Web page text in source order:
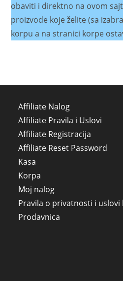
obaviti i direktno na ovom
proizvode koje želite (sa
korpu a na stranici korpe
Affiliate Nalog
Affiliate Pravila i Uslovi
Affiliate Registracija
Affiliate Reset Password
Kasa
Korpa
Moj nalog
Pravila o privatnosti i uslovi
Prodavnica